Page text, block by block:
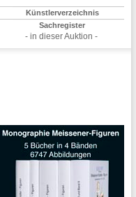
Künstlerverzeichnis
Sachregister
- in dieser Auktion -